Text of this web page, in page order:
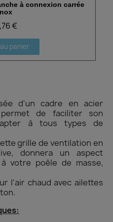
rapideà connexion carrée
€
panier
d'un cadre en acier
de faciliter son
à tous types de
grille de ventilation en
donnera un aspect
votre poêle de masse,
l'air chaud avec ailettes